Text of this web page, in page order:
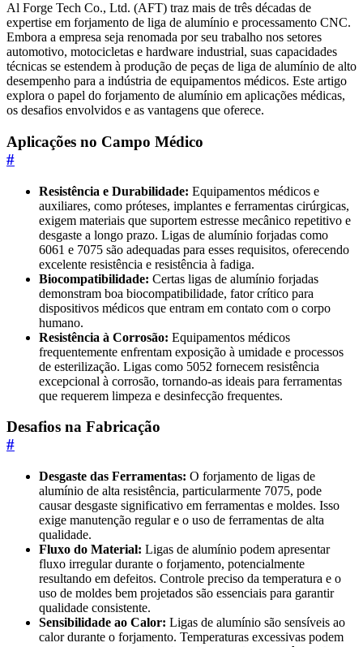
Al Forge Tech Co., Ltd. (AFT) traz mais de três décadas de
expertise em forjamento de liga de alumínio e processamento CNC.
Embora a empresa seja renomada por seu trabalho nos setores
automotivo, motocicletas e hardware industrial, suas capacidades
técnicas se estendem à produção de peças de liga de alumínio de alto
desempenho para a indústria de equipamentos médicos. Este artigo
explora o papel do forjamento de alumínio em aplicações médicas,
os desafios envolvidos e as vantagens que oferece.
Aplicações no Campo Médico
#
Resistência e Durabilidade: Equipamentos médicos e
auxiliares, como próteses, implantes e ferramentas cirúrgicas,
exigem materiais que suportem estresse mecânico repetitivo e
desgaste a longo prazo. Ligas de alumínio forjadas como
6061 e 7075 são adequadas para esses requisitos, oferecendo
excelente resistência e resistência à fadiga.
Biocompatibilidade: Certas ligas de alumínio forjadas
demonstram boa biocompatibilidade, fator crítico para
dispositivos médicos que entram em contato com o corpo
humano.
Resistência à Corrosão: Equipamentos médicos
frequentemente enfrentam exposição à umidade e processos
de esterilização. Ligas como 5052 fornecem resistência
excepcional à corrosão, tornando-as ideais para ferramentas
que requerem limpeza e desinfecção frequentes.
Desafios na Fabricação
#
Desgaste das Ferramentas: O forjamento de ligas de
alumínio de alta resistência, particularmente 7075, pode
causar desgaste significativo em ferramentas e moldes. Isso
exige manutenção regular e o uso de ferramentas de alta
qualidade.
Fluxo do Material: Ligas de alumínio podem apresentar
fluxo irregular durante o forjamento, potencialmente
resultando em defeitos. Controle preciso da temperatura e o
uso de moldes bem projetados são essenciais para garantir
qualidade consistente.
Sensibilidade ao Calor: Ligas de alumínio são sensíveis ao
calor durante o forjamento. Temperaturas excessivas podem